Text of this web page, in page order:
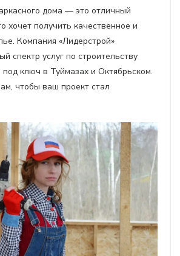
дома — это отличный
хочет получить качественное и
Компания «Лидерстрой»
спектр услуг по строительству
ключ в Туймазах и Октябрьском.
чтобы ваш проект стал